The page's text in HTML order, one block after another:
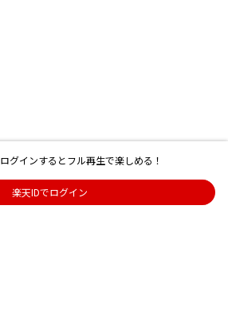
ログインするとフル再生で楽しめる！
楽天IDでログイン